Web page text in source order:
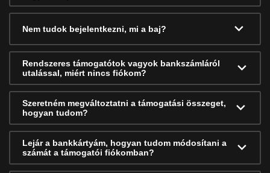
Nem tudok bejelentkezni, mi a baj?
Rendszeres támogatótok vagyok bankszámláról
utalással, miért nincs fiókom?
Szeretném megváltoztatni a támogatási összeget,
hogyan tudom?
Lejár a bankkártyám, hogyan tudom módosítani a
számát a támogatói fiókomban?